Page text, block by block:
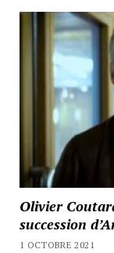
Olivier
succession
1 OCTOBRE 2021